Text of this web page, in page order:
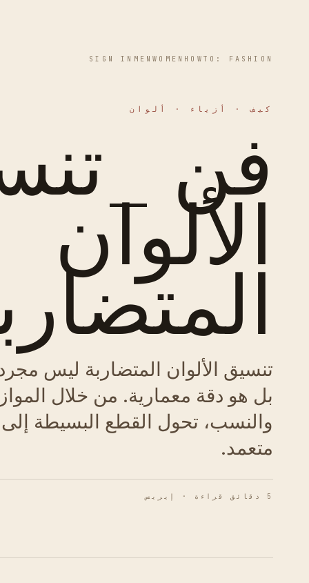
HOWTO: FASHION
WOMEN
MEN
SIGN IN
كيف · أزياء · ألوان
فن
الألوان
تنسيق الألوان المتضاربة ليس
بل هو دقة معمارية. من خلال
والنسب، تحول القطع البسيطة
متعمد.
5 دقائق قراءة · إيريس